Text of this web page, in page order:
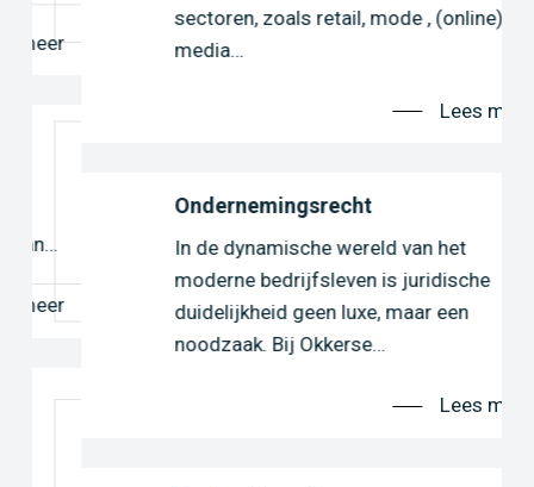
sectoren, zoals retail, mode , (online)
media…
Lees meer
Ondernemingsrecht
In de dynamische wereld van het
moderne bedrijfsleven is juridische
duidelijkheid geen luxe, maar een
noodzaak. Bij Okkerse…
Lees meer